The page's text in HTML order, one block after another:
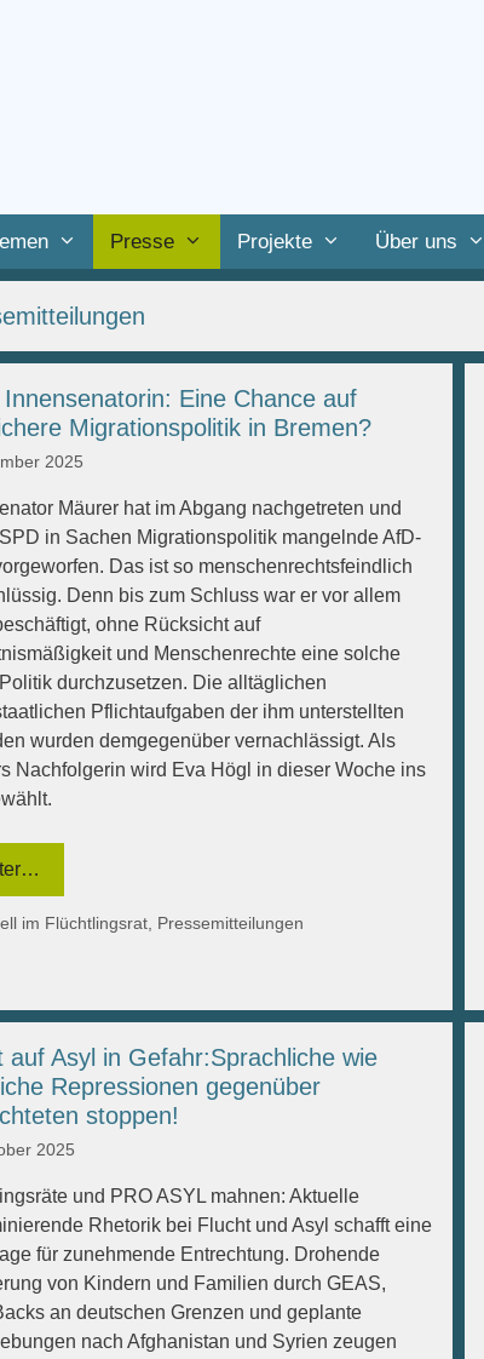
Presse Projekte Über uns
Innensenatorin: Eine Chance auf
Migrationspolitik in Bremen?
2025
Mäurer hat im Abgang nachgetreten und
in Sachen Migrationspolitik mangelnde AfD-
Das ist so menschenrechtsfeindlich
Denn bis zum Schluss war er vor allem
ohne Rücksicht auf
und Menschenrechte eine solche
durchzusetzen. Die alltäglichen
Pflichtaufgaben der ihm unterstellten
wurden demgegenüber vernachlässigt. Als
Nachfolgerin wird Eva Högl in dieser Woche ins
im Flüchtlingsrat, Pressemitteilungen
auf Asyl in Gefahr:Sprachliche wie
Repressionen gegenüber
stoppen!
2025
und PRO ASYL mahnen: Aktuelle
Rhetorik bei Flucht und Asyl schafft eine
für zunehmende Entrechtung. Drohende
von Kindern und Familien durch GEAS,
an deutschen Grenzen und geplante
nach Afghanistan und Syrien zeugen